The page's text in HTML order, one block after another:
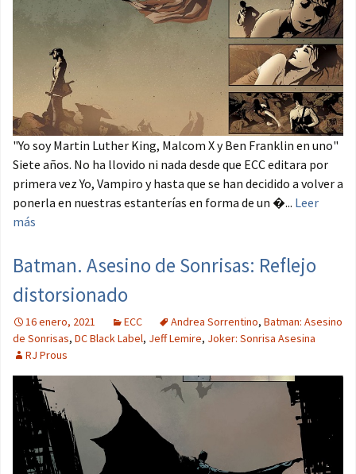
"Yo soy Martin Luther King, Malcom X y Ben Franklin en uno"
Siete años. No ha llovido ni nada desde que ECC editara por
primera vez Yo, Vampiro y hasta que se han decidido a volver a
ponerla en nuestras estanterías en forma de un �... Leer
más
Batman. Asesino de Sonrisas: Reflejo
distorsionado
16 enero, 2021 ECC Andrea Sorrentino, Batman: Asesino
de Sonrisas, DC Black Label, Jeff Lemire, Joker: Sonrisa Asesina
RJ Prous